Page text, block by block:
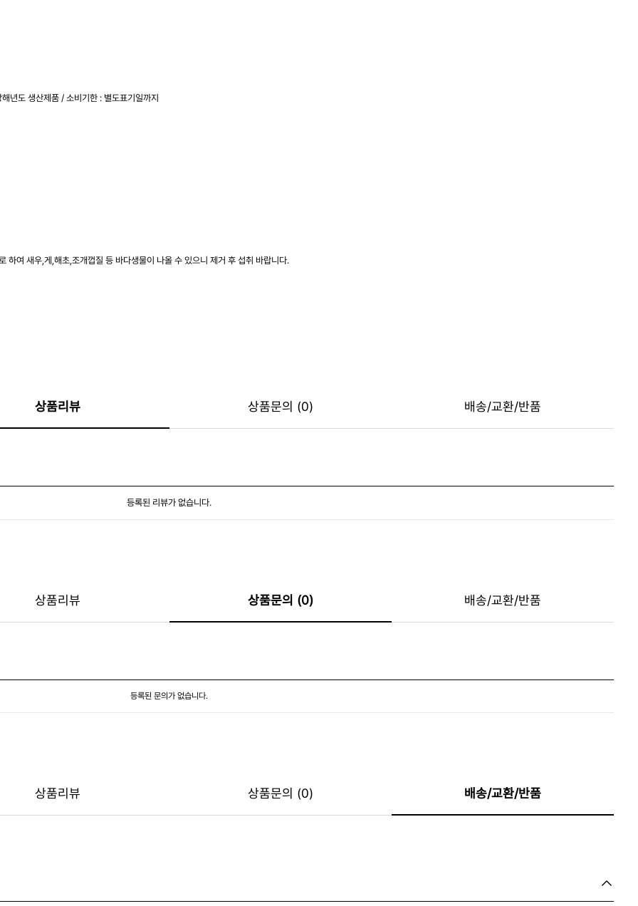
년도 생산제품 / 소비기한 : 별도표기일까지
하여 새우,게,해초,조개껍질 등 바다생물이 나올 수 있으니 제거 후 섭취 바랍니다.
상품리뷰 상품문의 (0) 배송/교환/반품
등록된 리뷰가 없습니다.
상품리뷰 상품문의 (0) 배송/교환/반품
등록된 문의가 없습니다.
상품리뷰 상품문의 (0) 배송/교환/반품